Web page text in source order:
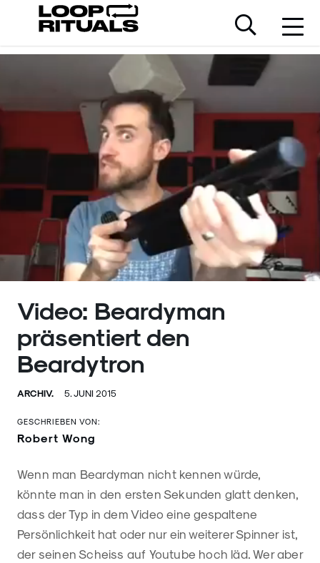
Video: Beardyman
präsentiert den
Beardytron
ARCHIV. 5. JUNI 2015
GESCHRIEBEN VON:
Robert Wong
Wenn man Beardyman nicht kennen würde,
könnte man in den ersten Sekunden glatt denken,
dass der Typ in dem Video eine gespaltene
Persönlichkeit hat oder nur ein weiterer Spinner ist,
der seinen Scheiss auf Youtube hoch läd. Wer aber